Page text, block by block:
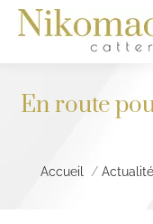
En route
Vous êtes ici :
Accueil